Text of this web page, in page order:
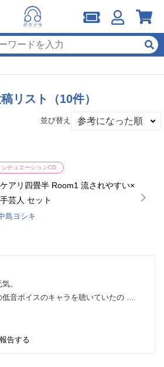
リスト（10件）
並び替え
シチュエーションCD
アリ四畳半 Room1 流されやすい×
芸人 セット
島ヨシキ
。
低音ボイスのキャラを聴いていたの …
報告する